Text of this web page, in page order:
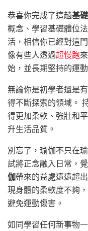
恭喜你完成了這趟基
概念、學習基礎體位
活，相信你已經對這
像有些人透過超慢跑
始，並長期堅持的運動
無論你是初學者還是
得不斷探索的領域。
得更加柔軟、強壯和
升生活品質。
別忘了，瑜伽不只在
試將正念融入日常，
伽帶來的益處遠遠超
現身體的柔軟度不夠
避免運動傷害。
如同學習任何新事物一